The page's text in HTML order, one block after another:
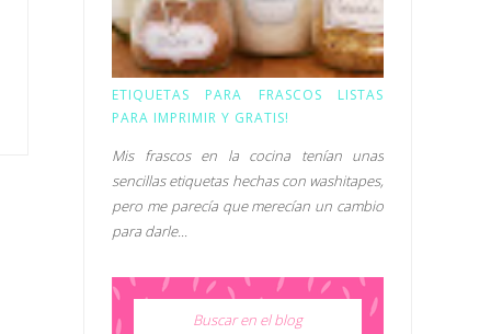
ETIQUETAS PARA FRASCOS LISTAS
PARA IMPRIMIR Y GRATIS!
Mis frascos en la cocina tenían unas
sencillas etiquetas hechas con washitapes,
pero me parecía que merecían un cambio
para darle...